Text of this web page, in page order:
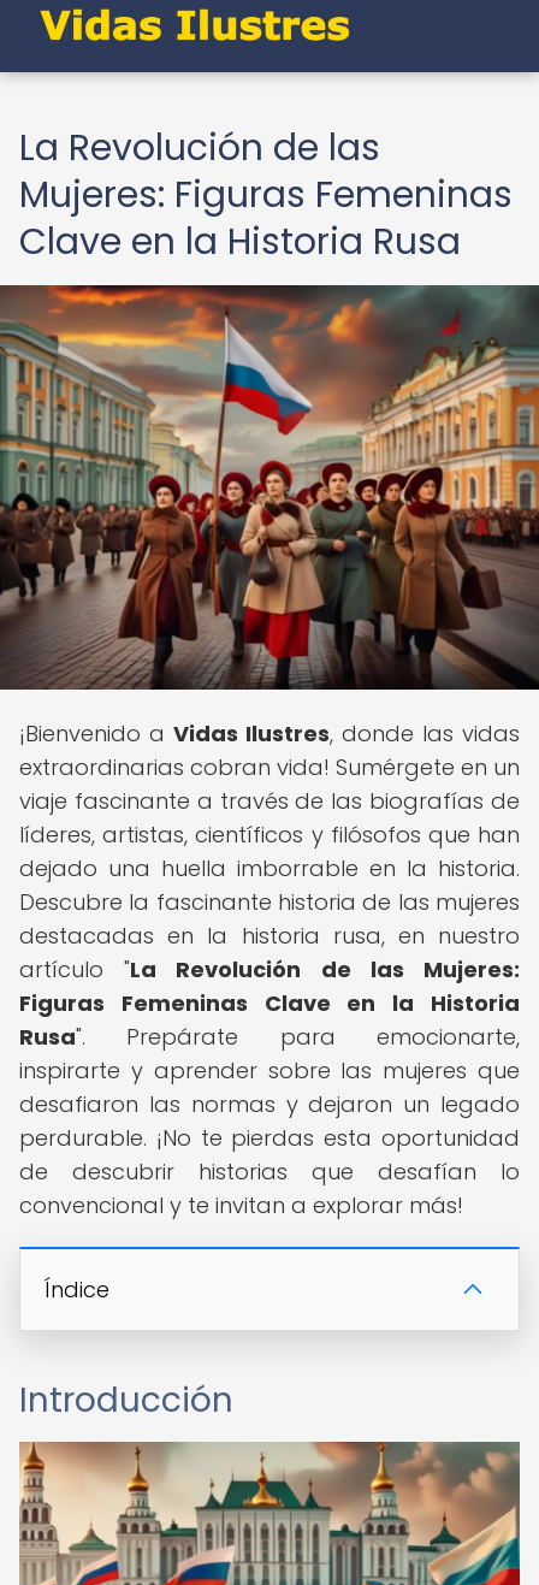
La Revolución de las
Mujeres: Figuras Femeninas
Clave en la Historia Rusa
¡Bienvenido a Vidas Ilustres, donde las vidas
extraordinarias cobran vida! Sumérgete en un
viaje fascinante a través de las biografías de
líderes, artistas, científicos y filósofos que han
dejado una huella imborrable en la historia.
Descubre la fascinante historia de las mujeres
destacadas en la historia rusa, en nuestro
artículo "La Revolución de las Mujeres:
Figuras Femeninas Clave en la Historia
Rusa". Prepárate para emocionarte,
inspirarte y aprender sobre las mujeres que
desafiaron las normas y dejaron un legado
perdurable. ¡No te pierdas esta oportunidad
de descubrir historias que desafían lo
convencional y te invitan a explorar más!
Índice
Introducción